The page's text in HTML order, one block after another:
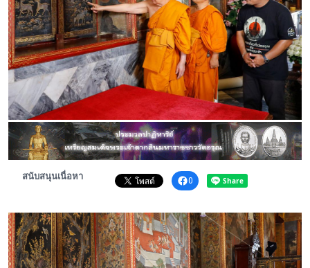
กะฉ่อนช้อปปิ้ง
ติดต่อ
สนับสนุนเนื่อหา 0